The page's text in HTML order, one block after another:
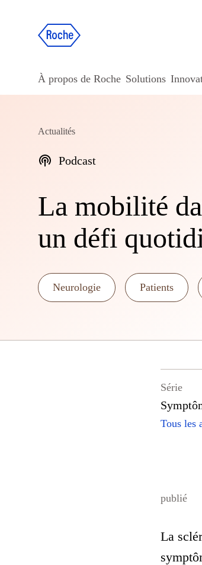
À propos de Roche Solutions
Actualités
Podcast
La mobilité
un défi
Neurologie Patients
Série
Tous les
publié
La